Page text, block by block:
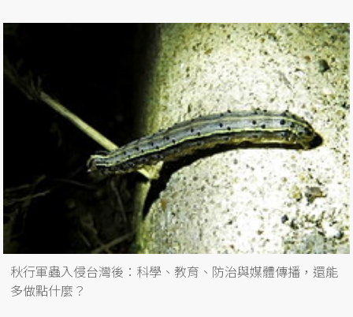
秋行軍蟲入侵台灣後：科學、教育、防治與媒體傳播，還能
多做點什麼？